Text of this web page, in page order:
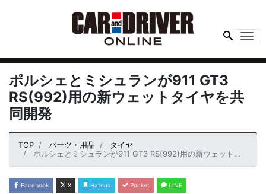
ポルシェとミシュランが911 GT3
RS(992)用の新ウェットタイヤを共
同開発
TOP パーツ・用品
タイヤ
ポルシェとミシュランが911 GT3 RS(992)用の新ウェットタイヤを共同開発
Facebook X Hatena Pocket LINE